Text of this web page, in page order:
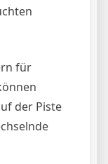
für
der Piste